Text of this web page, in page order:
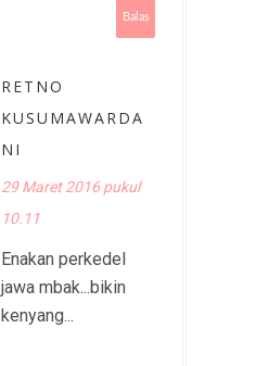
Balas
RETNO
KUSUMAWARDA
NI
29 Maret 2016 pukul
10.11
Enakan perkedel
jawa mbak...bikin
kenyang...